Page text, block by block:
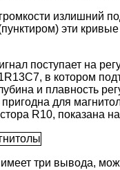
излишний
эти
поступает на
в котором
и плавность
для
R10, показана
три вывода,